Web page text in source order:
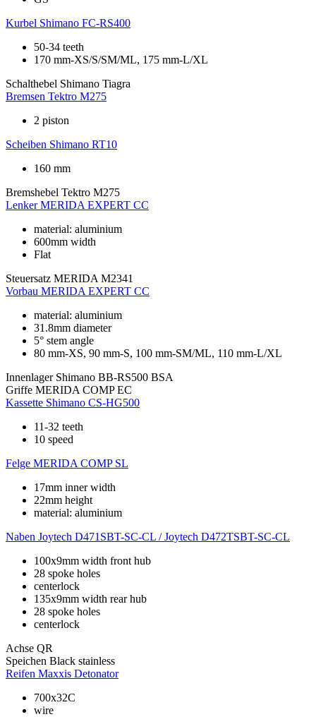
Kurbel Shimano FC-RS400
50-34 teeth
170 mm-XS/S/SM/ML, 175 mm-L/XL
Schalthebel Shimano Tiagra
Bremsen Tektro M275
2 piston
Scheiben Shimano RT10
160 mm
Bremshebel Tektro M275
Lenker MERIDA EXPERT CC
material: aluminium
600mm width
Flat
Steuersatz MERIDA M2341
Vorbau MERIDA EXPERT CC
material: aluminium
31.8mm diameter
5° stem angle
80 mm-XS, 90 mm-S, 100 mm-SM/ML, 110 mm-L/XL
Innenlager Shimano BB-RS500 BSA
Griffe MERIDA COMP EC
Kassette Shimano CS-HG500
11-32 teeth
10 speed
Felge MERIDA COMP SL
17mm inner width
22mm height
material: aluminium
Naben Joytech D471SBT-SC-CL / Joytech D472TSBT-SC-CL
100x9mm width front hub
28 spoke holes
centerlock
135x9mm width rear hub
28 spoke holes
centerlock
Achse QR
Speichen Black stainless
Reifen Maxxis Detonator
700x32C
wire